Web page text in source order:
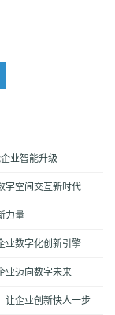
业智能升级
字空间交互新时代
力量
数字化创新引擎
业迈向数字未来
企业创新快人一步